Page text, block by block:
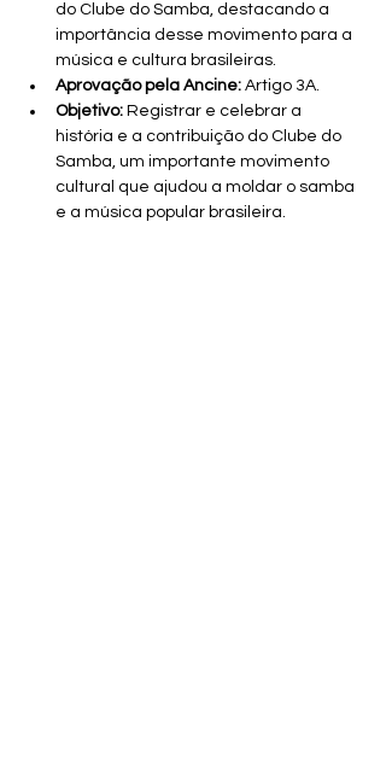
do Clube do Samba, destacando a
importância desse movimento para a
música e cultura brasileiras.
Aprovação pela Ancine: Artigo 3A.
Objetivo: Registrar e celebrar a
história e a contribuição do Clube do
Samba, um importante movimento
cultural que ajudou a moldar o samba
e a música popular brasileira.